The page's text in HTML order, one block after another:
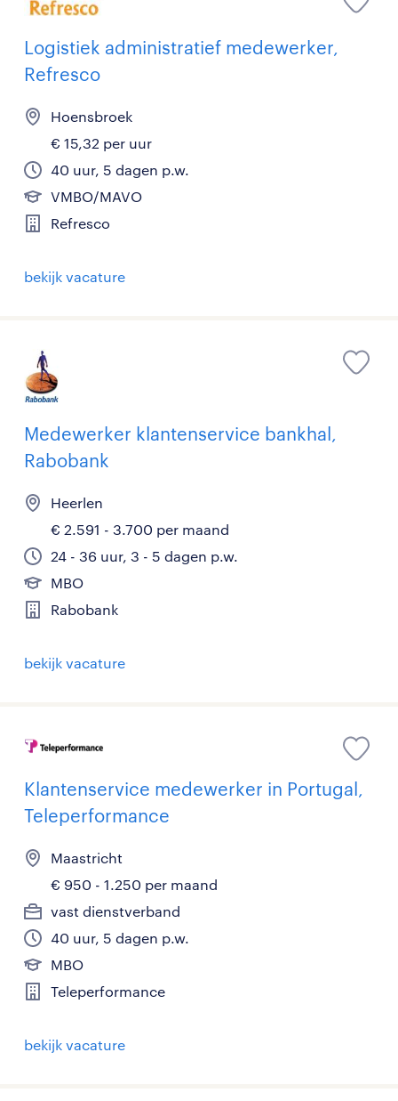
Logistiek administratief medewerker,
Refresco
Hoensbroek
€ 15,32 per uur
40 uur, 5 dagen p.w.
VMBO/MAVO
Refresco
bekijk vacature
Medewerker klantenservice bankhal,
Rabobank
Heerlen
€ 2.591 - 3.700 per maand
24 - 36 uur, 3 - 5 dagen p.w.
MBO
Rabobank
bekijk vacature
Klantenservice medewerker in Portugal,
Teleperformance
Maastricht
€ 950 - 1.250 per maand
vast dienstverband
40 uur, 5 dagen p.w.
MBO
Teleperformance
bekijk vacature